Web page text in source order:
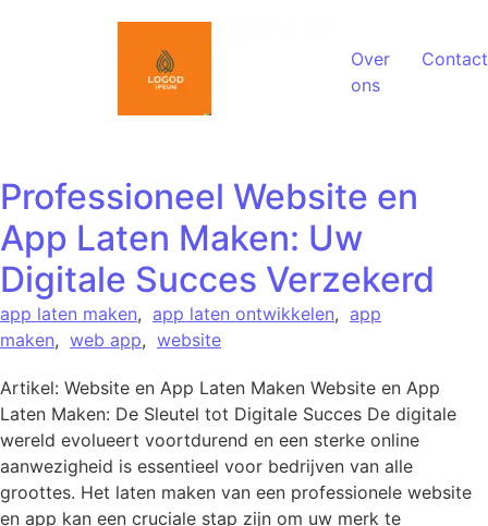
Over
ons
Contact
Professioneel Website en
App Laten Maken: Uw
Digitale Succes Verzekerd
app laten maken, app laten ontwikkelen, app
maken, web app, website
Artikel: Website en App Laten Maken Website en App
Laten Maken: De Sleutel tot Digitale Succes De digitale
wereld evolueert voortdurend en een sterke online
aanwezigheid is essentieel voor bedrijven van alle
groottes. Het laten maken van een professionele website
en app kan een cruciale stap zijn om uw merk te